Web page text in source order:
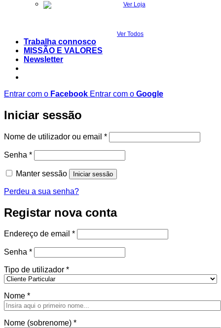
Ver Todos
Trabalha connosco
MISSÃO E VALORES
Newsletter
Entrar com o Facebook Entrar com o Google
Iniciar sessão
Nome de utilizador ou email *Obrigatório
Senha *Obrigatório
Manter sessão Iniciar sessão
Perdeu a sua senha?
Registar nova conta
Endereço de email *Obrigatório
Senha *Obrigatório
Tipo de utilizador *
Nome *
Nome (sobrenome) *